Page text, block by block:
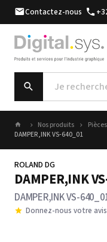
Contactez-nous
Nos produits
DAMPER,INK VS-640_01
ROLAND DG
DAMPER,INK
DAMPER,INK VS-
Donnez-nous votre avis